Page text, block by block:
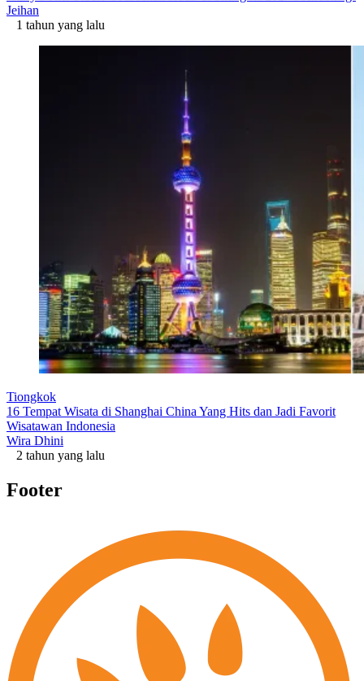
Jeihan
1 tahun yang lalu
Tiongkok
16 Tempat Wisata di Shanghai China Yang Hits dan Jadi Favorit
Wisatawan Indonesia
Wira Dhini
2 tahun yang lalu
Footer